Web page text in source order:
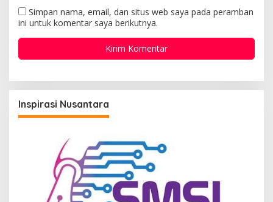
Simpan nama, email, dan situs web saya pada peramban
ini untuk komentar saya berikutnya.
Inspirasi Nusantara